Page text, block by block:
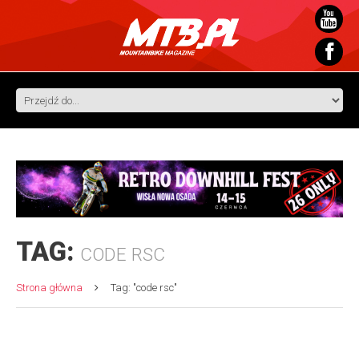
TAG: CODE RSC
Strona główna Tag: "code rsc"